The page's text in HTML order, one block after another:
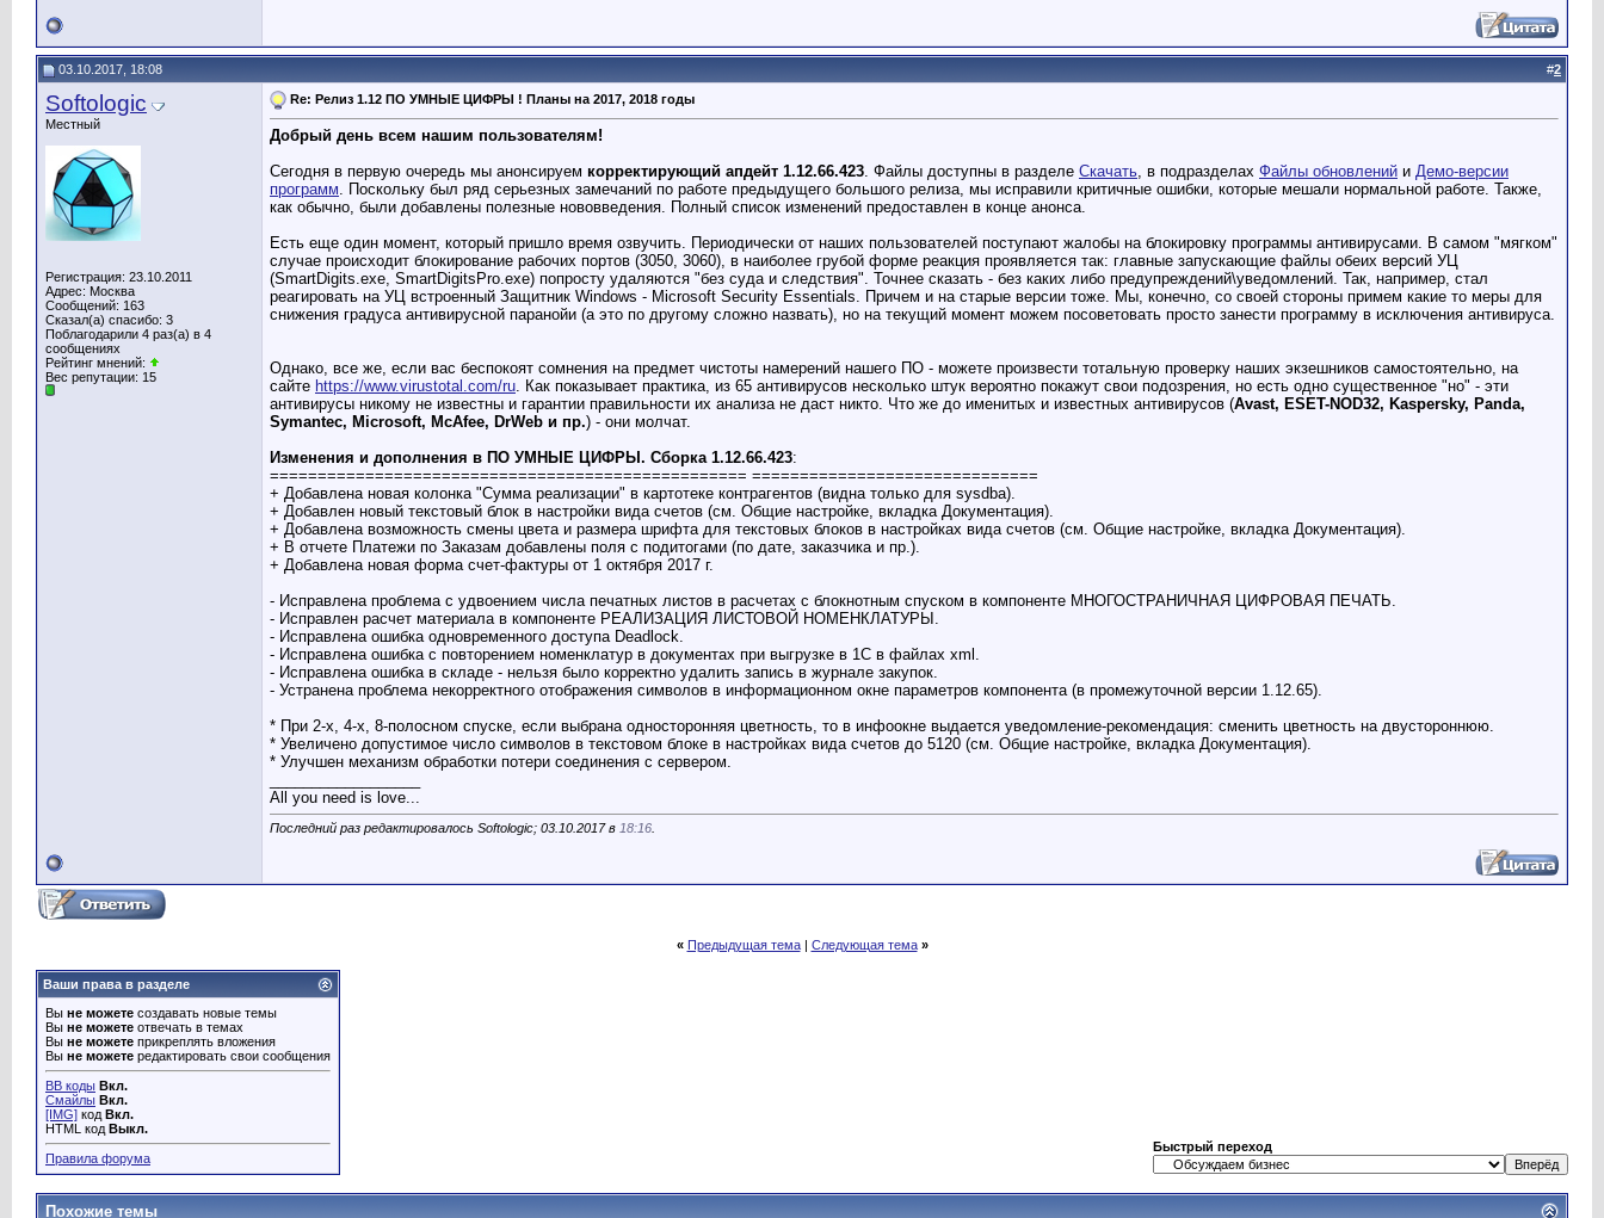
03.10.2017, 18:08 #2
Softologic
Местный
Регистрация: 23.10.2011
Адрес: Москва
Сообщений: 163
Сказал(а) спасибо: 3
Поблагодарили 4 раз(а) в 4
сообщениях
Рейтинг мнений:
Вес репутации: 15
Re: Релиз 1.12 ПО УМНЫЕ ЦИФРЫ ! Планы на 2017, 2018 годы
Добрый день всем нашим пользователям!
Сегодня в первую очередь мы анонсируем корректирующий апдейт 1.12.66.423. Файлы доступны в разделе Скачать, в подразделах Файлы обновлений и Демо-версии
программ. Поскольку был ряд серьезных замечаний по работе предыдущего большого релиза, мы исправили критичные ошибки, которые мешали нормальной работе. Также,
как обычно, были добавлены полезные нововведения. Полный список изменений предоставлен в конце анонса.
Есть еще один момент, который пришло время озвучить. Периодически от наших пользователей поступают жалобы на блокировку программы антивирусами. В самом "мягком"
случае происходит блокирование рабочих портов (3050, 3060), в наиболее грубой форме реакция проявляется так: главные запускающие файлы обеих версий УЦ
(SmartDigits.exe, SmartDigitsPro.exe) попросту удаляются "без суда и следствия". Точнее сказать - без каких либо предупреждений\уведомлений. Так, например, стал
реагировать на УЦ встроенный Защитник Windows - Microsoft Security Essentials. Причем и на старые версии тоже. Мы, конечно, со своей стороны примем какие то меры для
снижения градуса антивирусной паранойи (а это по другому сложно назвать), но на текущий момент можем посоветовать просто занести программу в исключения антивируса.
Однако, все же, если вас беспокоят сомнения на предмет чистоты намерений нашего ПО - можете произвести тотальную проверку наших экзешников самостоятельно, на
сайте https://www.virustotal.com/ru. Как показывает практика, из 65 антивирусов несколько штук вероятно покажут свои подозрения, но есть одно существенное "но" - эти
антивирусы никому не известны и гарантии правильности их анализа не даст никто. Что же до именитых и известных антивирусов (Avast, ESET-NOD32, Kaspersky, Panda,
Symantec, Microsoft, McAfee, DrWeb и пр.) - они молчат.
Изменения и дополнения в ПО УМНЫЕ ЦИФРЫ. Сборка 1.12.66.423:
================================================== ==============================
+ Добавлена новая колонка "Сумма реализации" в картотеке контрагентов (видна только для sysdba).
+ Добавлен новый текстовый блок в настройки вида счетов (см. Общие настройке, вкладка Документация).
+ Добавлена возможность смены цвета и размера шрифта для текстовых блоков в настройках вида счетов (см. Общие настройке, вкладка Документация).
+ В отчете Платежи по Заказам добавлены поля с подитогами (по дате, заказчика и пр.).
+ Добавлена новая форма счет-фактуры от 1 октября 2017 г.
- Исправлена проблема с удвоением числа печатных листов в расчетах с блокнотным спуском в компоненте МНОГОСТРАНИЧНАЯ ЦИФРОВАЯ ПЕЧАТЬ.
- Исправлен расчет материала в компоненте РЕАЛИЗАЦИЯ ЛИСТОВОЙ НОМЕНКЛАТУРЫ.
- Исправлена ошибка одновременного доступа Deadlock.
- Исправлена ошибка с повторением номенклатур в документах при выгрузке в 1С в файлах xml.
- Исправлена ошибка в складе - нельзя было корректно удалить запись в журнале закупок.
- Устранена проблема некорректного отображения символов в информационном окне параметров компонента (в промежуточной версии 1.12.65).
* При 2-х, 4-х, 8-полосном спуске, если выбрана односторонняя цветность, то в инфоокне выдается уведомление-рекомендация: сменить цветность на двустороннюю.
* Увеличено допустимое число символов в текстовом блоке в настройках вида счетов до 5120 (см. Общие настройке, вкладка Документация).
* Улучшен механизм обработки потери соединения с сервером.
All you need is love...
Последний раз редактировалось Softologic; 03.10.2017 в 18:16
« Предыдущая тема| Следующая тема »
Ваши права в разделе
Вы не можете создавать новые темы
Вы не можете отвечать в темах
Вы не можете прикреплять вложения
Вы не можете редактировать свои сообщения
BB коды Вкл.
Смайлы Вкл.
[IMG] код Вкл.
HTML код Выкл.
Правила форума
Быстрый переход
Похожие темы